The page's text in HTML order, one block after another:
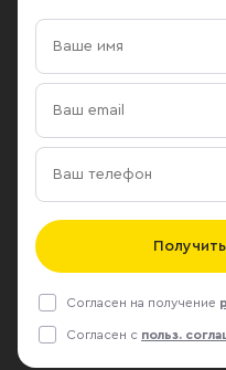
Согласен на получение
Согласен с польз.